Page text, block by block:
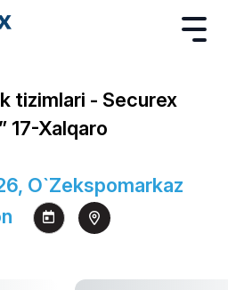
tizimlari - Securex
17-Xalqaro
O`zekspomarkaz